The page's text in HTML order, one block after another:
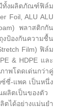
ทั้งผลิตภัณฑ์ฟิล์ม
Foil, ALU ALU
พลาสติกกัน
ป้องกันความชื้น
Film) ฟิล์ม
& HDPE และ
าพโดดเด่นกว่าคู่
ซ์ซี่-แพค เป็นหนึ่ง
ผลิตเป็นของตัว
ตได้อย่างแม่นยำ